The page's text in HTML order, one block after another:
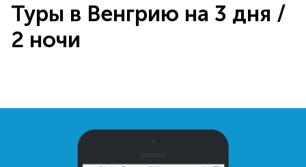
Туры в Венгрию на 3 дня /
2 ночи